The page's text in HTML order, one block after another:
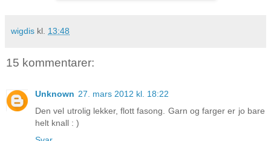
wigdis kl. 13:48
15 kommentarer:
Unknown 27. mars 2012 kl. 18:22
Den vel utrolig lekker, flott fasong. Garn og farger er jo bare
helt knall : )